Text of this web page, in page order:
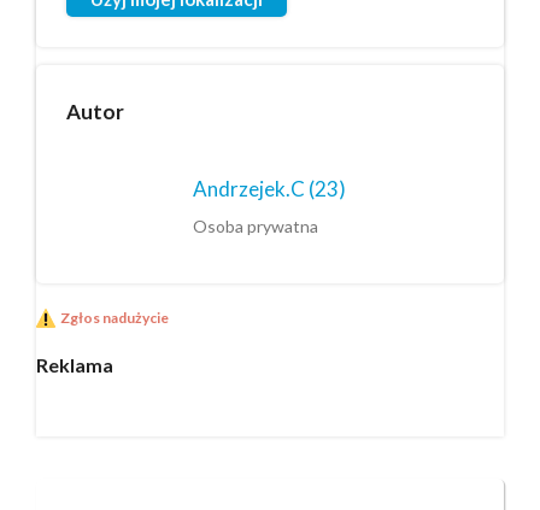
Autor
Andrzejek.C (23)
Osoba prywatna
Zgłos nadużycie
Reklama